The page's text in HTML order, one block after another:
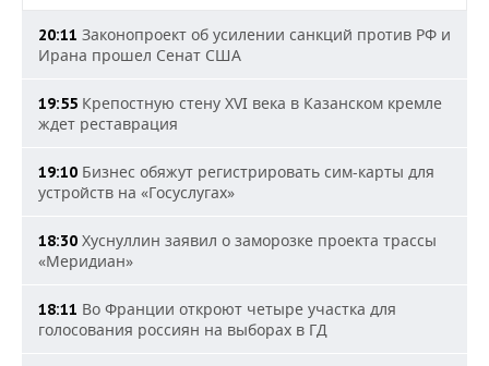
20:11 Законопроект об усилении санкций против РФ и
Ирана прошел Сенат США
19:55 Крепостную стену XVI века в Казанском кремле
ждет реставрация
19:10 Бизнес обяжут регистрировать сим-карты для
устройств на «Госуслугах»
18:30 Хуснуллин заявил о заморозке проекта трассы
«Меридиан»
18:11 Во Франции откроют четыре участка для
голосования россиян на выборах в ГД